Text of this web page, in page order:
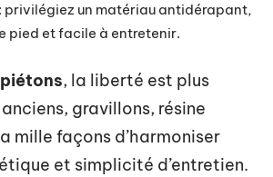
: privilégiez un matériau antidérapant,
pied et facile à entretenir.
, la liberté est plus
gravillons, résine
mille façons d’harmoniser
et simplicité d’entretien.